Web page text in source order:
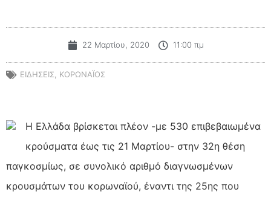
22 Μαρτίου, 2020 11:00 πμ
ΕΙΔΗΣΕΙΣ, ΚΟΡΩΝΑΪΟΣ
Η Ελλάδα βρίσκεται πλέον -με 530 επιβεβαιωμένα
κρούσματα έως τις 21 Μαρτίου- στην 32η θέση
παγκοσμίως, σε συνολικό αριθμό διαγνωσμένων
κρουσμάτων του κορωναϊού, έναντι της 25ης που